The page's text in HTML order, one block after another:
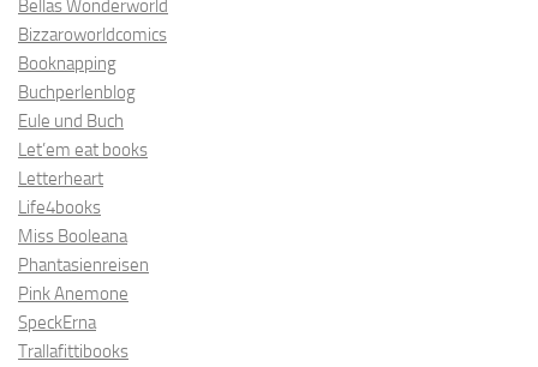
Bellas Wonderworld
Bizzaroworldcomics
Booknapping
Buchperlenblog
Eule und Buch
Let’em eat books
Letterheart
Life4books
Miss Booleana
Phantasienreisen
Pink Anemone
SpeckErna
Trallafittibooks